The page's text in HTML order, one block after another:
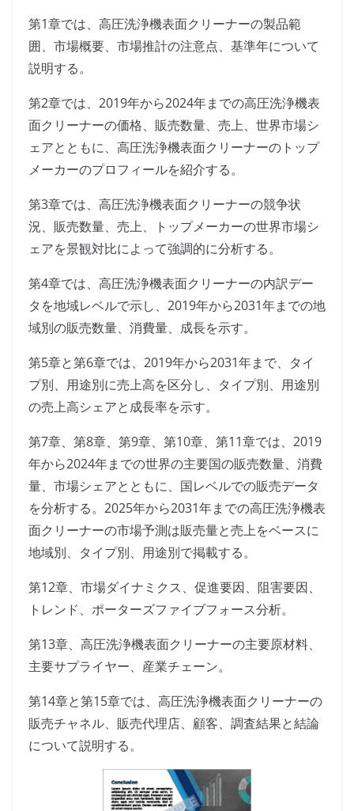
第1章では、高圧洗浄機表面クリーナーの製品範
囲、市場概要、市場推計の注意点、基準年について
説明する。
第2章では、2019年から2024年までの高圧洗浄機表
面クリーナーの価格、販売数量、売上、世界市場シ
ェアとともに、高圧洗浄機表面クリーナーのトップ
メーカーのプロフィールを紹介する。
第3章では、高圧洗浄機表面クリーナーの競争状
況、販売数量、売上、トップメーカーの世界市場シ
ェアを景観対比によって強調的に分析する。
第4章では、高圧洗浄機表面クリーナーの内訳デー
タを地域レベルで示し、2019年から2031年までの地
域別の販売数量、消費量、成長を示す。
第5章と第6章では、2019年から2031年まで、タイ
プ別、用途別に売上高を区分し、タイプ別、用途別
の売上高シェアと成長率を示す。
第7章、第8章、第9章、第10章、第11章では、2019
年から2024年までの世界の主要国の販売数量、消費
量、市場シェアとともに、国レベルでの販売データ
を分析する。2025年から2031年までの高圧洗浄機表
面クリーナーの市場予測は販売量と売上をベースに
地域別、タイプ別、用途別で掲載する。
第12章、市場ダイナミクス、促進要因、阻害要因、
トレンド、ポーターズファイブフォース分析。
第13章、高圧洗浄機表面クリーナーの主要原材料、
主要サプライヤー、産業チェーン。
第14章と第15章では、高圧洗浄機表面クリーナーの
販売チャネル、販売代理店、顧客、調査結果と結論
について説明する。